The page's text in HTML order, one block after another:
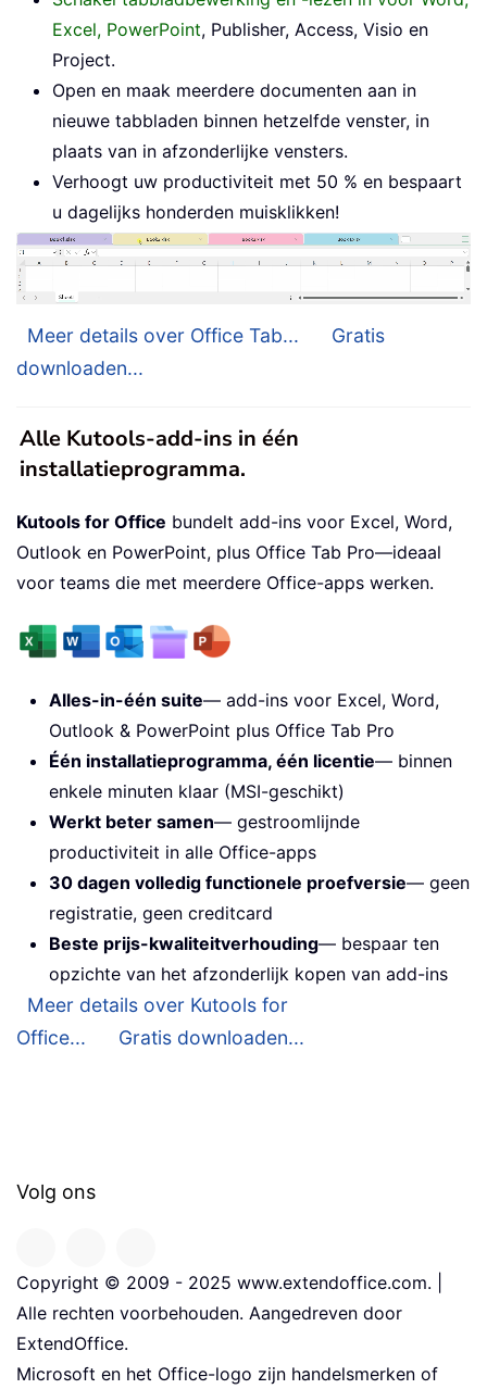
Excel, PowerPoint, Publisher, Access, Visio en
Project.
Open en maak meerdere documenten aan in
nieuwe tabbladen binnen hetzelfde venster, in
plaats van in afzonderlijke vensters.
Verhoogt uw productiviteit met 50 % en bespaart
u dagelijks honderden muisklikken!
Meer details over Office Tab...
Gratis
downloaden...
Alle Kutools-add-ins in één
installatieprogramma.
Kutools for Office bundelt add-ins voor Excel, Word,
Outlook en PowerPoint, plus Office Tab Pro—ideaal
voor teams die met meerdere Office-apps werken.
Alles-in-één suite— add-ins voor Excel, Word,
Outlook & PowerPoint plus Office Tab Pro
Één installatieprogramma, één licentie— binnen
enkele minuten klaar (MSI-geschikt)
Werkt beter samen— gestroomlijnde
productiviteit in alle Office-apps
30 dagen volledig functionele proefversie— geen
registratie, geen creditcard
Beste prijs-kwaliteitverhouding— bespaar ten
opzichte van het afzonderlijk kopen van add-ins
Meer details over Kutools for
Office...
Gratis downloaden...
Volg ons
Copyright © 2009 - 2025 www.extendoffice.com. |
Alle rechten voorbehouden. Aangedreven door
ExtendOffice.
Microsoft en het Office-logo zijn handelsmerken of